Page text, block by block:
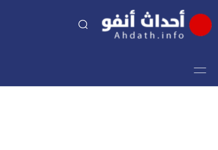
اقتصاد